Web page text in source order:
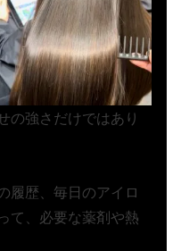
の強さだけではあり
履歴、毎日のアイロ
て、必要な薬剤や熱